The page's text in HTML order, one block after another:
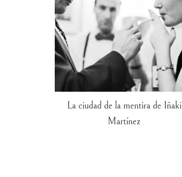
La ciudad de la mentira de Iñaki
Martínez